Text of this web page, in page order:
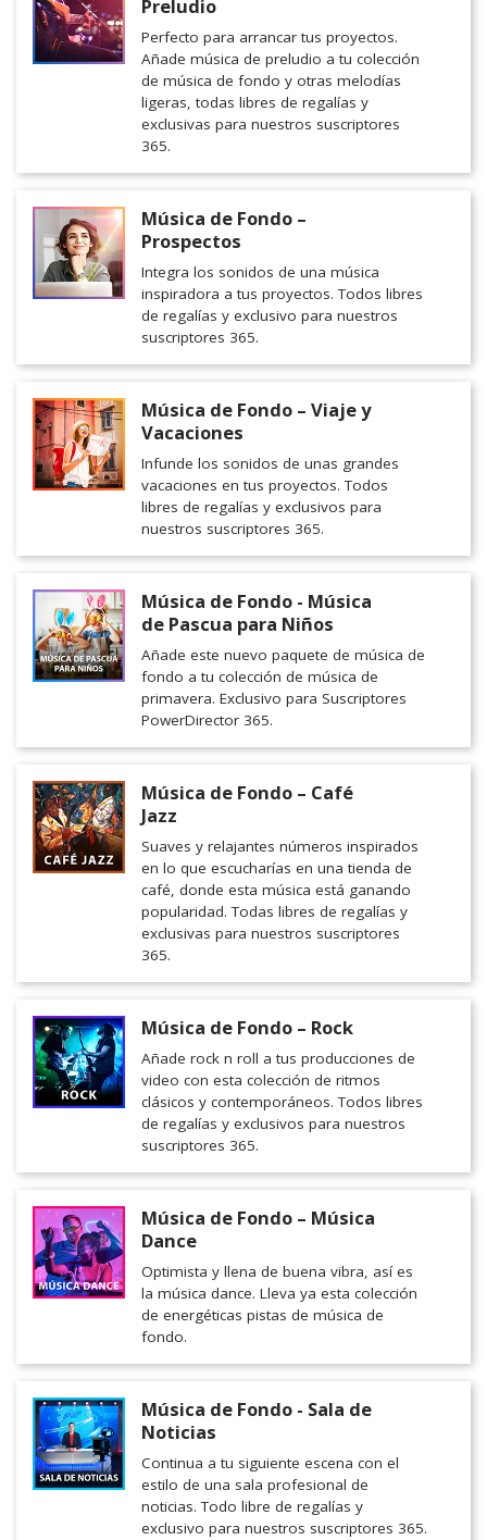
Preludio
Perfecto para arrancar tus proyectos.
Añade música de preludio a tu colección
de música de fondo y otras melodías
ligeras, todas libres de regalías y
exclusivas para nuestros suscriptores
365.
Música de Fondo –
Prospectos
Integra los sonidos de una música
inspiradora a tus proyectos. Todos libres
de regalías y exclusivo para nuestros
suscriptores 365.
Música de Fondo – Viaje y
Vacaciones
Infunde los sonidos de unas grandes
vacaciones en tus proyectos. Todos
libres de regalías y exclusivos para
nuestros suscriptores 365.
Música de Fondo - Música
de Pascua para Niños
Añade este nuevo paquete de música de
fondo a tu colección de música de
primavera. Exclusivo para Suscriptores
PowerDirector 365.
Música de Fondo – Café
Jazz
Suaves y relajantes números inspirados
en lo que escucharías en una tienda de
café, donde esta música está ganando
popularidad. Todas libres de regalías y
exclusivas para nuestros suscriptores
365.
Música de Fondo – Rock
Añade rock n roll a tus producciones de
video con esta colección de ritmos
clásicos y contemporáneos. Todos libres
de regalías y exclusivos para nuestros
suscriptores 365.
Música de Fondo – Música
Dance
Optimista y llena de buena vibra, así es
la música dance. Lleva ya esta colección
de energéticas pistas de música de
fondo.
Música de Fondo - Sala de
Noticias
Continua a tu siguiente escena con el
estilo de una sala profesional de
noticias. Todo libre de regalías y
exclusivo para nuestros suscriptores 365.